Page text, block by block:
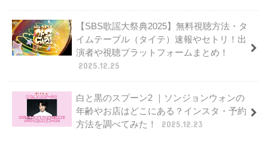
【SBS歌謡大祭典2025】無料視聴方法・タ
イムテーブル（タイテ）速報やセトリ！出
演者や視聴プラットフォームまとめ！
2025.12.25
白と黒のスプーン2 ｜ソンジョンウォンの
年齢やお店はどこにある？インスタ・予約
方法を調べてみた！
2025.12.23